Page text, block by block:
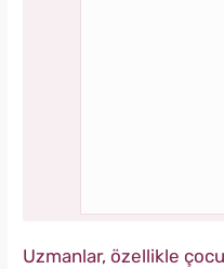
Uzmanlar, özellikle